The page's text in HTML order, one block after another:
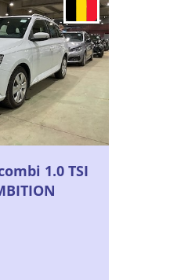
1.0 TSI